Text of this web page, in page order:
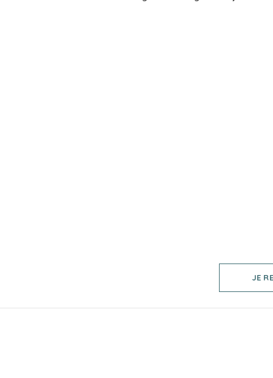
JE